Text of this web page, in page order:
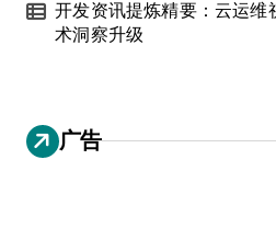
开发资讯提炼精要：云运维
术洞察升级
广告